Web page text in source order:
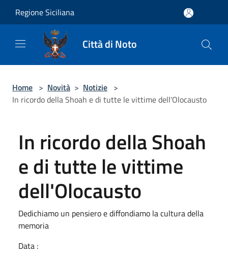
Regione Siciliana
Città di Noto
Home > Novità > Notizie >
In ricordo della Shoah e di tutte le vittime dell'Olocausto
In ricordo della Shoah
e di tutte le vittime
dell'Olocausto
Dedichiamo un pensiero e diffondiamo la cultura della
memoria
Data :